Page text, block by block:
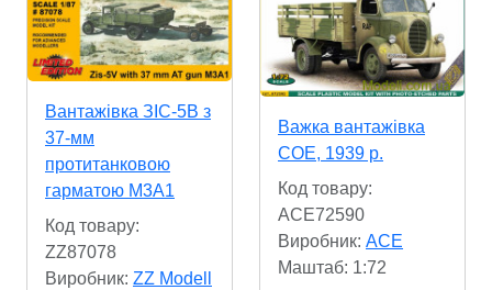
Вантажівка ЗІС-5В з
37-мм
протитанковою
гарматою М3А1
Код товару:
ZZ87078
Виробник: ZZ Modell
Важка вантажівка
COE, 1939 р.
Код товару:
ACE72590
Виробник: ACE
Маштаб: 1:72